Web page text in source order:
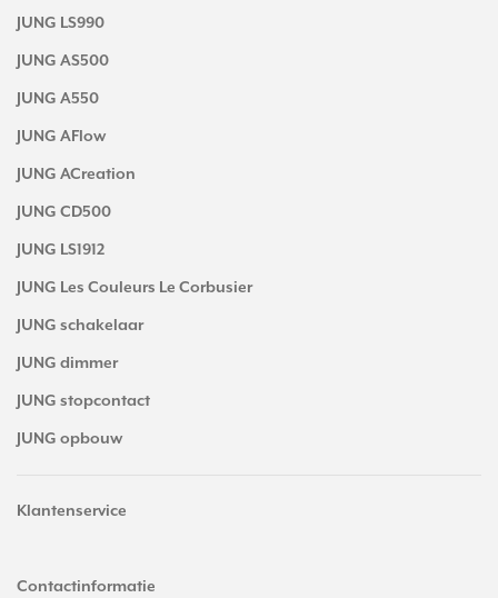
JUNG LS990
JUNG AS500
JUNG A550
JUNG AFlow
JUNG ACreation
JUNG CD500
JUNG LS1912
JUNG Les Couleurs Le Corbusier
JUNG schakelaar
JUNG dimmer
JUNG stopcontact
JUNG opbouw
Klantenservice
Contactinformatie